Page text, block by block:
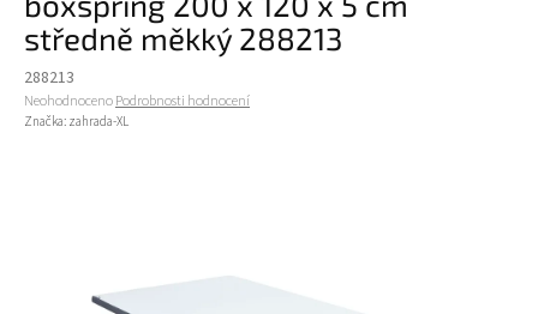
středně měkký 288213
288213
Průměrné hodnocení produktu je 0,0 z 5 hvězdiček.
NeohodnocenoPodrobnosti hodnocení
Značka: zahrada-XL